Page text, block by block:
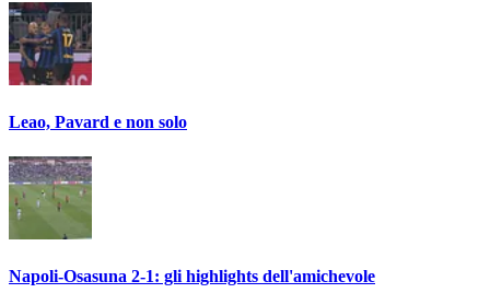
Leao, Pavard e non solo
Napoli-Osasuna 2-1: gli highlights dell'amichevole